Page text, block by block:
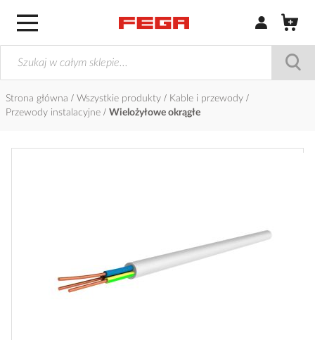
Zaloguj się /
Strona główna Wszystkie produkty
Kable i przewody
Przewody instalacyjne
Wielożyłowe okrągłe